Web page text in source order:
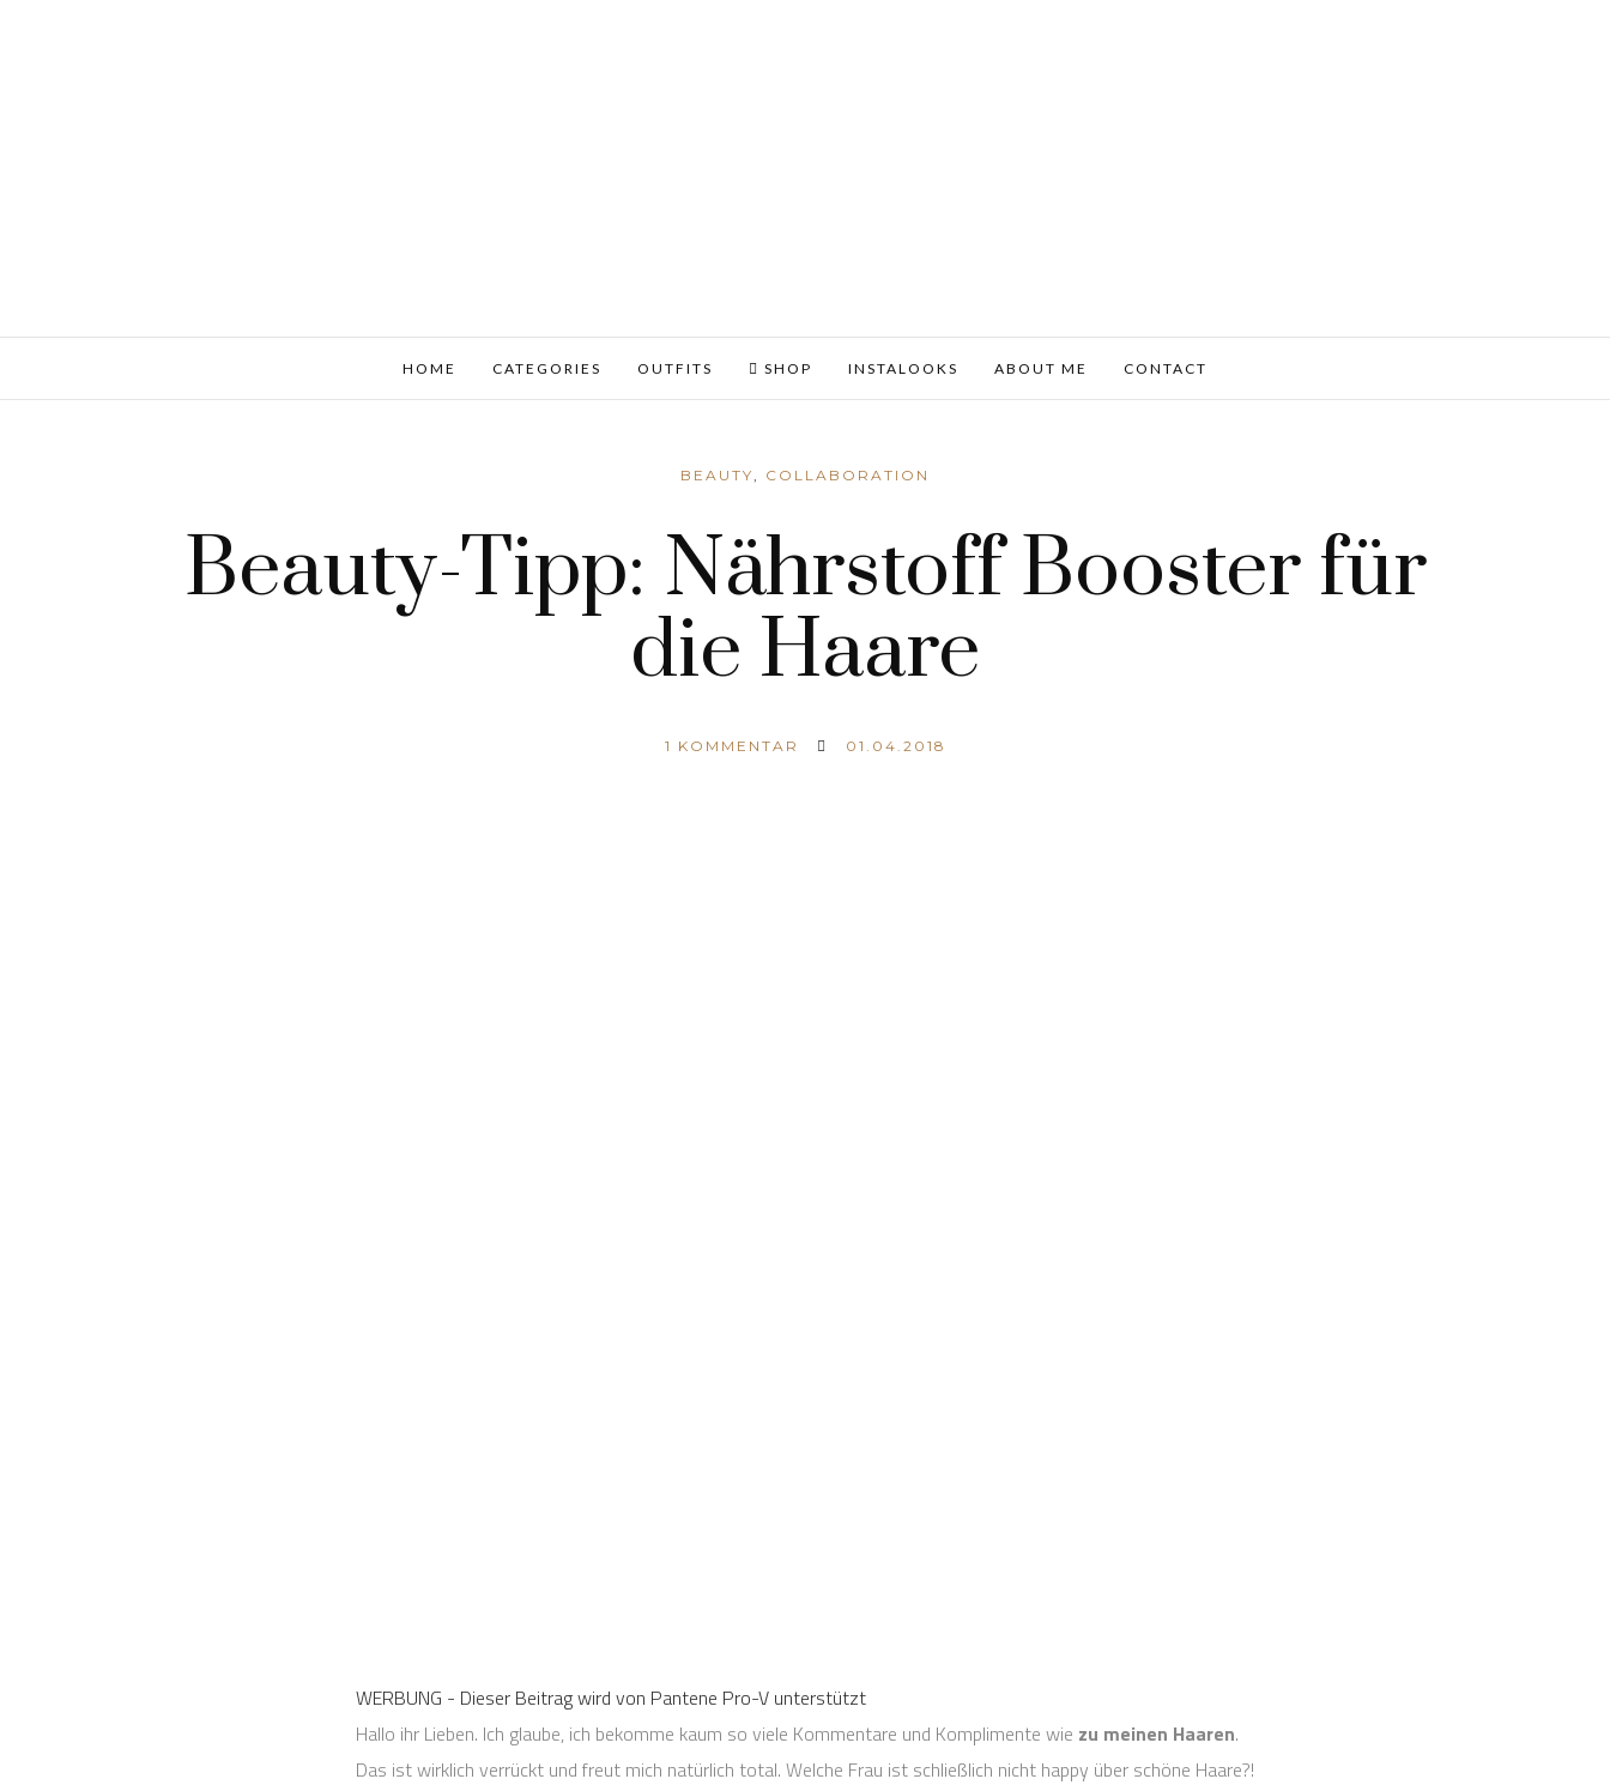
HOME CATEGORIES OUTFITS SHOP INSTALOOKS ABOUT ME CONTACT
BEAUTY, COLLABORATION
Beauty-Tipp: Nährstoff Booster für
die Haare
1 KOMMENTAR 01.04.2018
WERBUNG - Dieser Beitrag wird von Pantene Pro-V unterstützt
Hallo ihr Lieben. Ich glaube, ich bekomme kaum so viele Kommentare und Komplimente wie zu meinen Haaren.
Das ist wirklich verrückt und freut mich natürlich total. Welche Frau ist schließlich nicht happy über schöne Haare?!